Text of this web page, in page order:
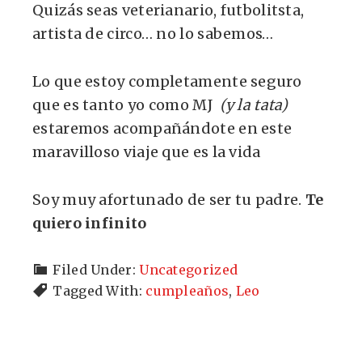
Quizás seas veterianario, futbolitsta,
artista de circo… no lo sabemos…
Lo que estoy completamente seguro
que es tanto yo como MJ (y la tata)
estaremos acompañándote en este
maravilloso viaje que es la vida
Soy muy afortunado de ser tu padre. Te
quiero infinito
Filed Under: Uncategorized
Tagged With: cumpleaños, Leo